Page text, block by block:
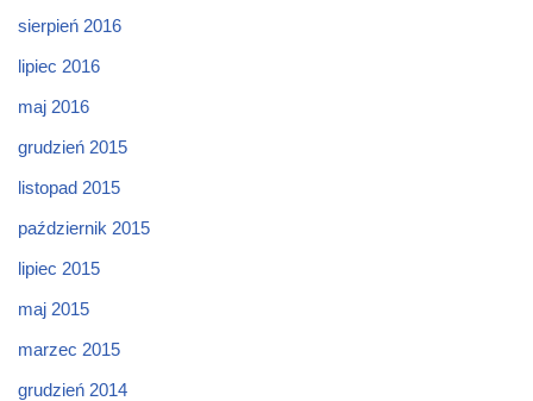
sierpień 2016
lipiec 2016
maj 2016
grudzień 2015
listopad 2015
październik 2015
lipiec 2015
maj 2015
marzec 2015
grudzień 2014